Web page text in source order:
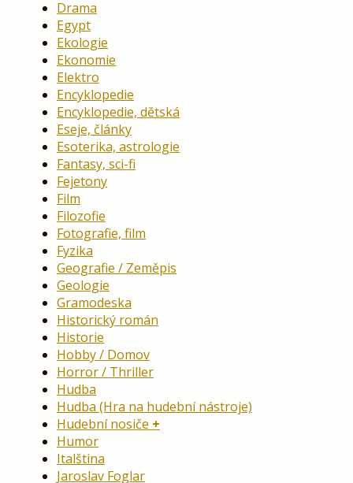
Drama
Egypt
Ekologie
Ekonomie
Elektro
Encyklopedie
Encyklopedie, dětská
Eseje, články
Esoterika, astrologie
Fantasy, sci-fi
Fejetony
Film
Filozofie
Fotografie, film
Fyzika
Geografie / Zeměpis
Geologie
Gramodeska
Historický román
Historie
Hobby / Domov
Horror / Thriller
Hudba
Hudba (Hra na hudební nástroje)
Hudební nosiče
Humor
Italština
Jaroslav Foglar